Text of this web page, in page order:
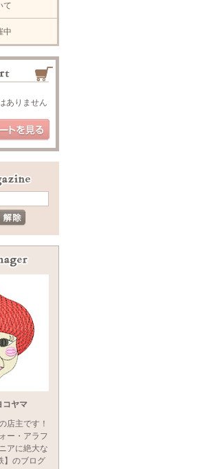
て
中
ありません
コヤマ
店主です！
ー・アラフ
アに絶大な
】のブログ